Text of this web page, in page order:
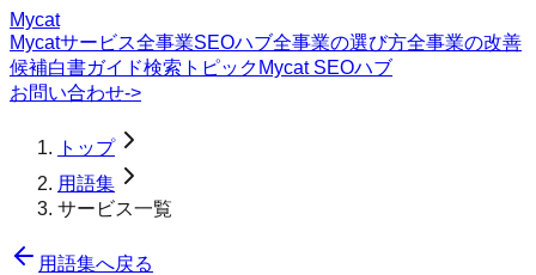
Mycat
Mycatサービス全事業SEOハブ全事業の選び方全事業の改善
候補白書ガイド検索トピック Mycat SEOハブ
お問い合わせ->
トップ
用語集
サービス一覧
用語集へ戻る